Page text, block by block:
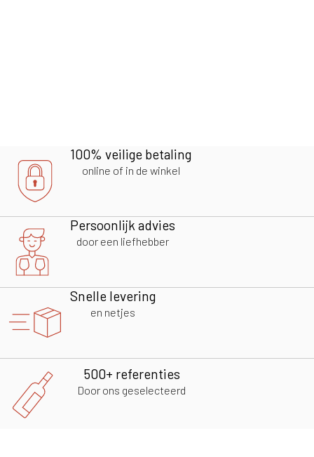
100% veilige betaling
online of in de winkel
Persoonlijk advies
door een liefhebber
Snelle levering
en netjes
500+ referenties
Door ons geselecteerd